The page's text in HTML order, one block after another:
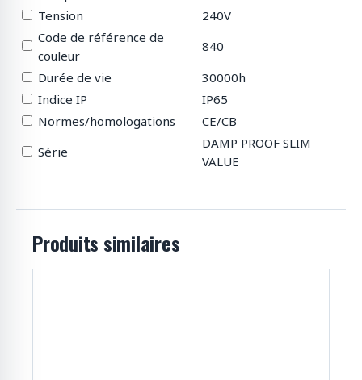
Tension
240V
Code de référence de
couleur
840
Durée de vie
30000h
Indice IP
IP65
Normes/homologations
CE/CB
Série
DAMP PROOF SLIM
VALUE
Produits similaires